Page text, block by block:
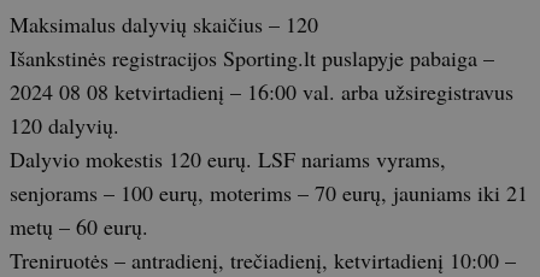
Maksimalus dalyvių skaičius – 120
Išankstinės registracijos Sporting.lt puslapyje pabaiga –
2024 08 08 ketvirtadienį – 16:00 val. arba užsiregistravus
120 dalyvių.
Dalyvio mokestis 120 eurų. LSF nariams vyrams,
senjorams – 100 eurų, moterims – 70 eurų, jauniams iki 21
metų – 60 eurų.
Treniruotės – antradienį, trečiadienį, ketvirtadienį 10:00 –